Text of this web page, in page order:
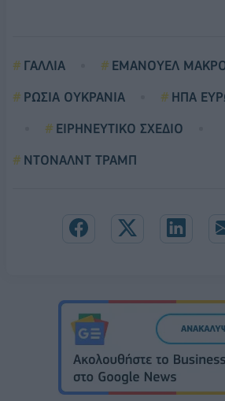
ΓΑΛΛΙΑ
ΕΜΑΝΟΥΕΛ
ΡΩΣΙΑ ΟΥΚΡΑΝΙΑ
ΗΠΑ
ΕΙΡΗΝΕΥΤΙΚΟ ΣΧΕΔΙΟ
ΝΤΟΝΑΛΝΤ ΤΡΑΜΠ